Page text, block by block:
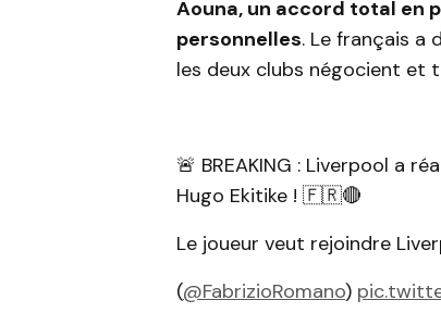
Aouna, un accord total en
personnelles. Le français a
les deux clubs négocient et
🚨 BREAKING : Liverpool a
Hugo Ekitike ! 🇫🇷🔴
Le joueur veut rejoindre
(@FabrizioRomano)